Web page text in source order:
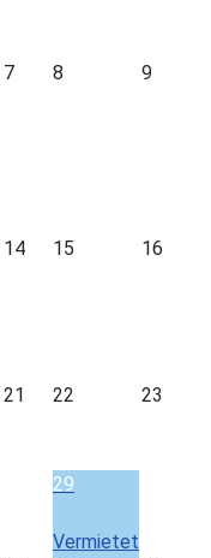
7 8 9
14 15 16
21 22 23
29
Vermietet